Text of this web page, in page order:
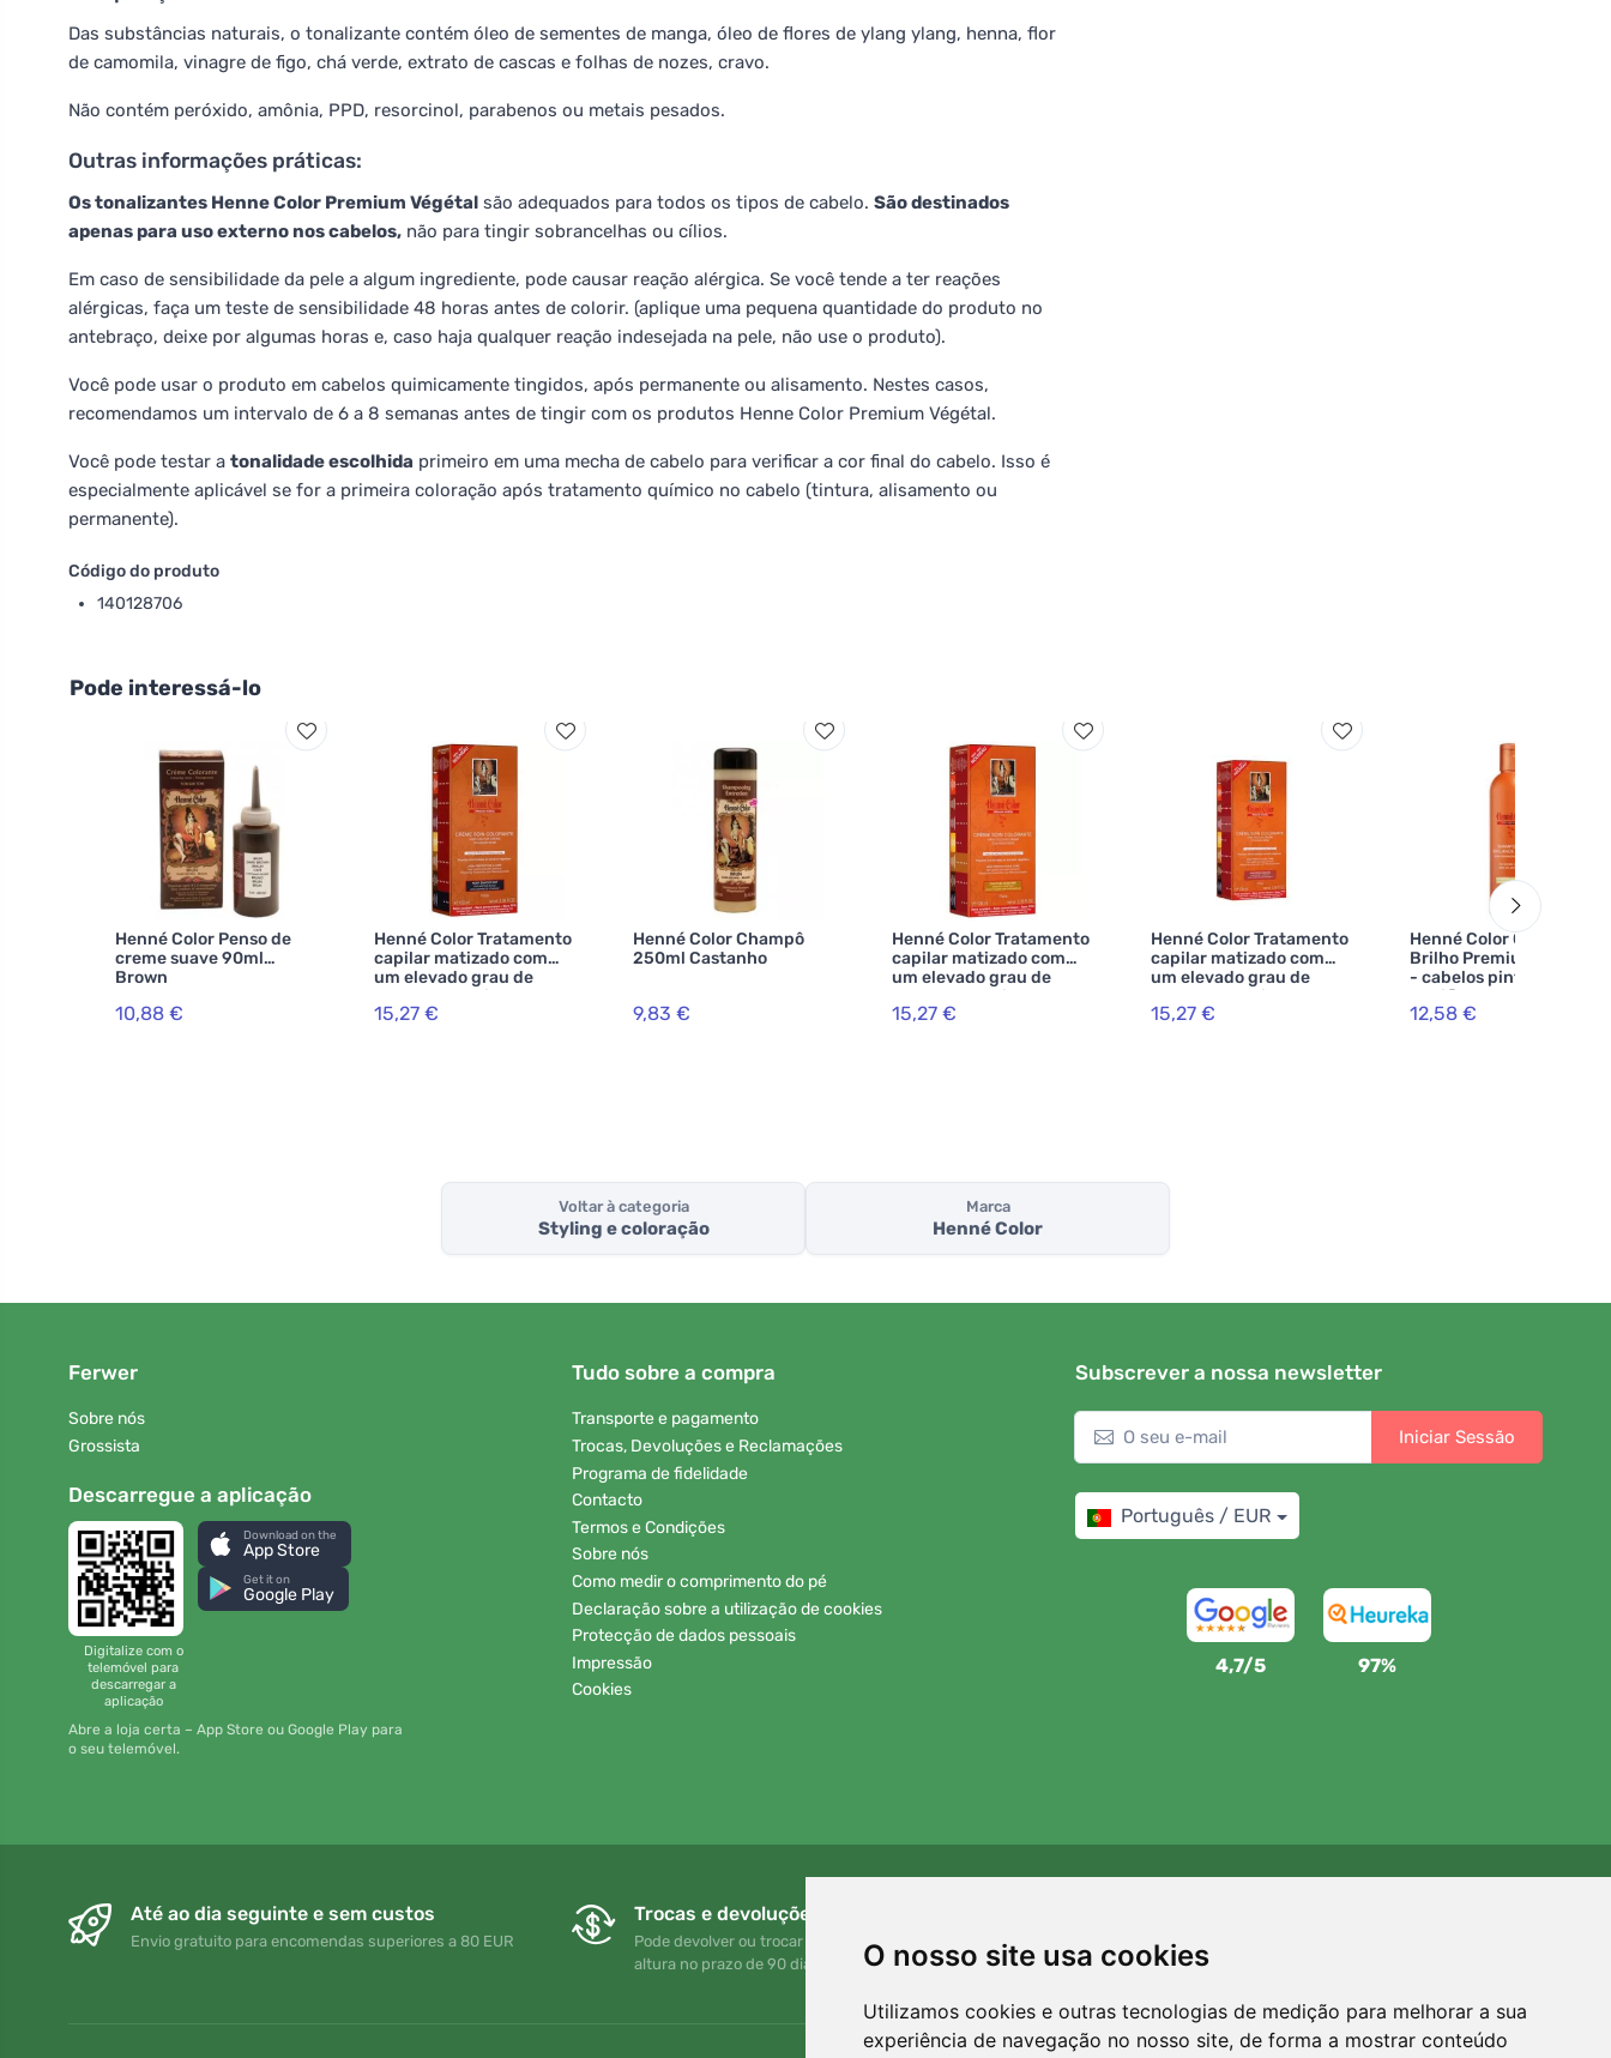
O nosso site usa cookies
Utilizamos cookies e outras tecnologias de medição para melhorar a sua
experiência de navegação no nosso site, de forma a mostrar conteúdo
Das substâncias naturais, o tonalizante contém óleo de sementes de manga, óleo de flores de ylang ylang, henna, flor
de camomila, vinagre de figo, chá verde, extrato de cascas e folhas de nozes, cravo.
Não contém peróxido, amônia, PPD, resorcinol, parabenos ou metais pesados.
Outras informações práticas:
Os tonalizantes Henne Color Premium Végétal são adequados para todos os tipos de cabelo. São destinados
apenas para uso externo nos cabelos, não para tingir sobrancelhas ou cílios.
Em caso de sensibilidade da pele a algum ingrediente, pode causar reação alérgica. Se você tende a ter reações
alérgicas, faça um teste de sensibilidade 48 horas antes de colorir. (aplique uma pequena quantidade do produto no
antebraço, deixe por algumas horas e, caso haja qualquer reação indesejada na pele, não use o produto).
Você pode usar o produto em cabelos quimicamente tingidos, após permanente ou alisamento. Nestes casos,
recomendamos um intervalo de 6 a 8 semanas antes de tingir com os produtos Henne Color Premium Végétal.
Você pode testar a tonalidade escolhida primeiro em uma mecha de cabelo para verificar a cor final do cabelo. Isso é
especialmente aplicável se for a primeira coloração após tratamento químico no cabelo (tintura, alisamento ou
permanente).
Código do produto
140128706
Pode interessá-lo
Henné Color Penso de
creme suave 90ml
Brown
10,88 €
Henné Color Tratamento
capilar matizado com
um elevado grau de
proteção e cuidado
Premium Végétal 100ml
15,27 €
Henné Color Champô
250ml Castanho
9,83 €
Henné Color Tratamento
capilar matizado com
um elevado grau de
proteção e cuidado
Premium Végétal 100ml
15,27 €
Henné Color Tratamento
capilar matizado com
um elevado grau de
proteção e cuidado
Premium Végétal 100ml
15,27 €
Henné Color Champô
Brilho Premium Végétal
- cabelos pintados ou
danificados 250ml
12,58 €
Voltar à categoria
Styling e coloração
Marca
Henné Color
Ferwer
Sobre nós
Grossista
Descarregue a aplicação
Digitalize com o
telemóvel para
descarregar a
aplicação
Download on the
App Store
Get it on
Google Play
Abre a loja certa – App Store ou Google Play para
o seu telemóvel.
Tudo sobre a compra
Transporte e pagamento
Trocas, Devoluções e Reclamações
Programa de fidelidade
Contacto
Termos e Condições
Sobre nós
Como medir o comprimento do pé
Declaração sobre a utilização de cookies
Protecção de dados pessoais
Impressão
Cookies
Subscrever a nossa newsletter
Iniciar Sessão
Português / EUR
4,7/5 97%
Até ao dia seguinte e sem custos
Envio gratuito para encomendas superiores a 80 EUR
Trocas e devoluções gratuitas
Pode devolver ou trocar a sua encomenda em qualquer
altura no prazo de 90 dias
Para cada encomenda plantamos uma árvore! Leia mais
Sobre nós